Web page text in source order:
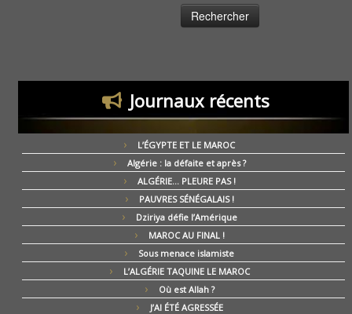
Journaux récents
L’ÉGYPTE ET LE MAROC
Algérie : la défaite et après ?
ALGÉRIE… PLEURE PAS !
PAUVRES SÉNÉGALAIS !
Dziriya défie l’Amérique
MAROC AU FINAL !
Sous menace islamiste
L’ALGÉRIE TAQUINE LE MAROC
Où est Allah ?
J’AI ÉTÉ AGRESSÉE